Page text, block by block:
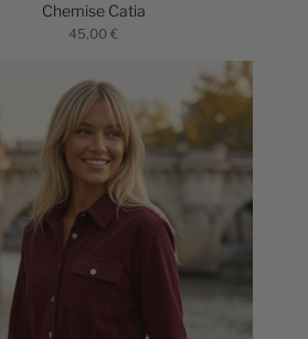
Chemise Catia
45,00 €